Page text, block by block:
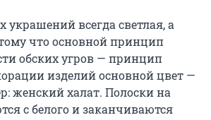
украшений всегда светлая, а
что основной принцип
обских угров — принцип
изделий основной цвет —
женский халат. Полоски на
с белого и заканчиваются